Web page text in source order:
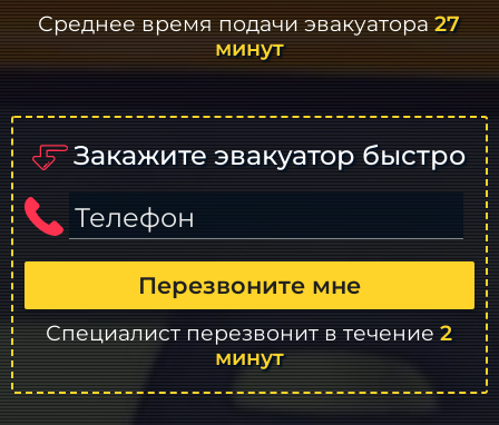
Среднее время подачи эвакуатора27
минут
Закажите эвакуатор быстро
Телефон
Перезвоните мне
Специалист перезвонит в течение2
минут